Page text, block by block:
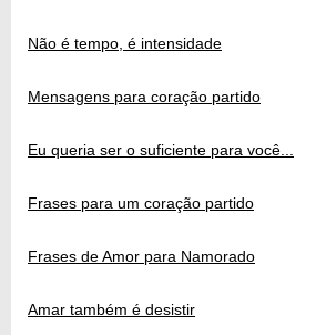
Não é tempo, é intensidade
Mensagens para coração partido
Eu queria ser o suficiente para você...
Frases para um coração partido
Frases de Amor para Namorado
Amar também é desistir